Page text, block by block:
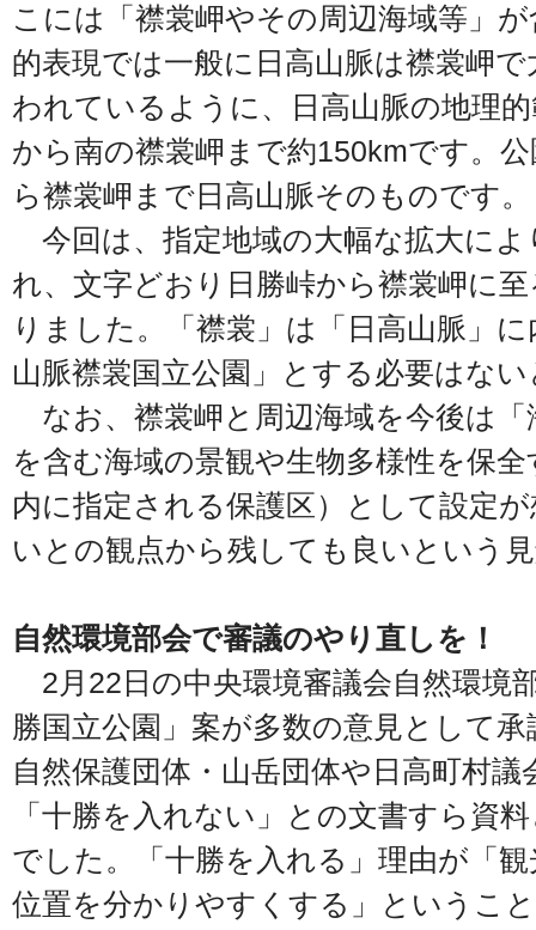
こには「襟裳岬やその周辺海域等」
的表現では一般に日高山脈は襟裳岬
われているように、日高山脈の地理
から南の襟裳岬まで約150kmです。
ら襟裳岬まで日高山脈そのものです。
今回は、指定地域の大幅な拡大によ
れ、文字どおり日勝峠から襟裳岬に
りました。「襟裳」は「日高山脈」
山脈襟裳国立公園」とする必要はな
なお、襟裳岬と周辺海域を今後は「
を含む海域の景観や生物多様性を保
内に指定される保護区）として設定
いとの観点から残しても良いという
自然環境部会で審議のやり直しを！
2月22日の中央環境審議会自然環境
勝国立公園」案が多数の意見として
自然保護団体・山岳団体や日高町村
「十勝を入れない」との文書すら資
でした。「十勝を入れる」理由が「
位置を分かりやすくする」というこ